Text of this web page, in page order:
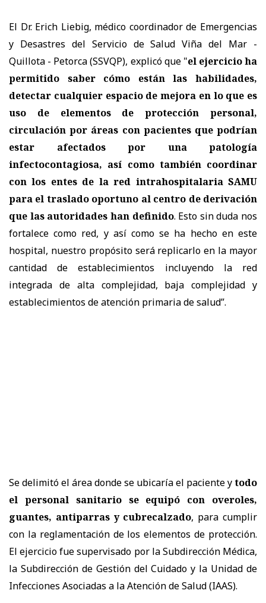
El Dr. Erich Liebig, médico coordinador de Emergencias
y Desastres del Servicio de Salud Viña del Mar -
Quillota - Petorca (SSVQP), explicó que "el ejercicio ha
permitido saber cómo están las habilidades,
detectar cualquier espacio de mejora en lo que es
uso de elementos de protección personal,
circulación por áreas con pacientes que podrían
estar afectados por una patología
infectocontagiosa, así como también coordinar
con los entes de la red intrahospitalaria SAMU
para el traslado oportuno al centro de derivación
que las autoridades han definido. Esto sin duda nos
fortalece como red, y así como se ha hecho en este
hospital, nuestro propósito será replicarlo en la mayor
cantidad de establecimientos incluyendo la red
integrada de alta complejidad, baja complejidad y
establecimientos de atención primaria de salud”.
Se delimitó el área donde se ubicaría el paciente ytodo
el personal sanitario se equipó con overoles,
guantes, antiparras y cubrecalzado, para cumplir
con la reglamentación de los elementos de protección.
El ejercicio fue supervisado por la Subdirección Médica,
la Subdirección de Gestión del Cuidado y la Unidad de
Infecciones Asociadas a la Atención de Salud (IAAS).